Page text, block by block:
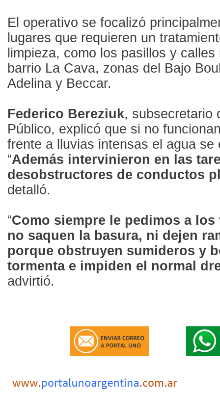
El operativo se focalizó
lugares que requieren un
limpieza, como los pasillos y
barrio La Cava, zonas del Bajo
Adelina y Beccar.
Federico Bereziuk, subsecretario
Público, explicó que si no
frente a lluvias intensas el agua se
“Además intervinieron en las
desobstructores de conductos
detalló.
“Como siempre le pedimos a los
no saquen la basura, ni dejen
porque obstruyen sumideros y
tormenta e impiden el normal
advirtió.